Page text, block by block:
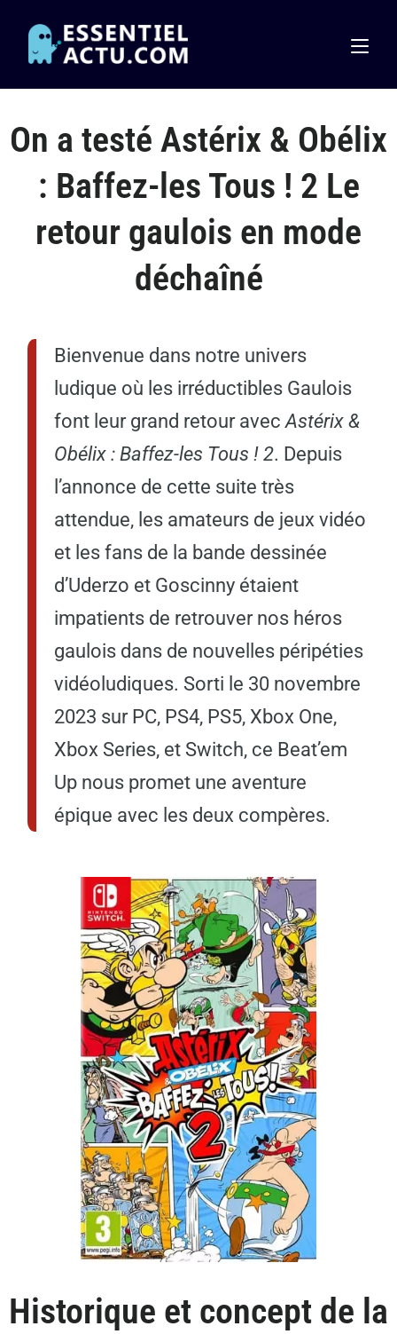
On a testé Astérix & Obélix
: Baffez-les Tous ! 2 Le
retour gaulois en mode
déchaîné
Bienvenue dans notre univers
ludique où les irréductibles Gaulois
font leur grand retour avec Astérix &
Obélix : Baffez-les Tous ! 2. Depuis
l’annonce de cette suite très
attendue, les amateurs de jeux vidéo
et les fans de la bande dessinée
d’Uderzo et Goscinny étaient
impatients de retrouver nos héros
gaulois dans de nouvelles péripéties
vidéoludiques. Sorti le 30 novembre
2023 sur PC, PS4, PS5, Xbox One,
Xbox Series, et Switch, ce Beat’em
Up nous promet une aventure
épique avec les deux compères.
Historique et concept de la